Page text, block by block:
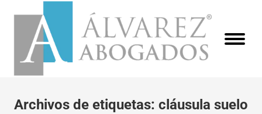
Archivos de etiquetas: cláusula suelo